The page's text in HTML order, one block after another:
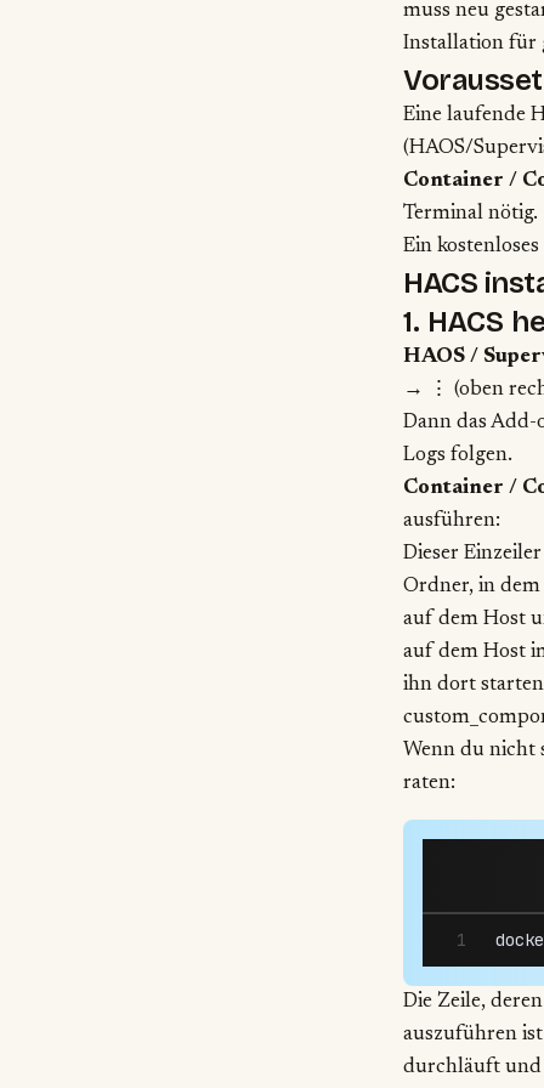
muss neu
Installation für
Eine laufende
(HAOS/
Container /
Terminal nötig.
Ein kostenloses
HACS
1. HACS
HAOS /
→ ⋮ (oben
Dann das
Logs folgen.
Container /
ausführen:
Dieser
Ordner, in
auf dem Host
auf dem Host
ihn dort
Wenn du nicht
raten:
Die Zeile,
auszuführen
durchläuft und